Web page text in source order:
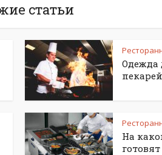
статьи
Одежда
пекарей
На